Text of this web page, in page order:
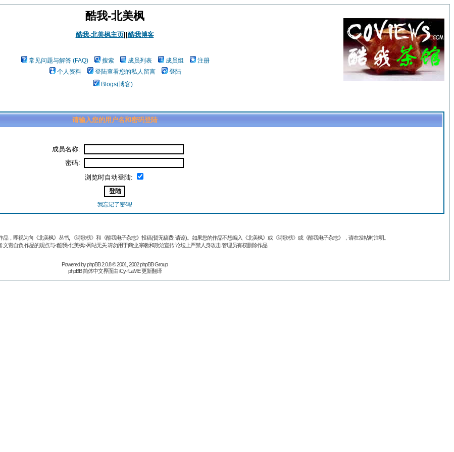
酷我-北美枫
酷我-北美枫主页|| 酷我博客
常见问题与解答 (FAQ) 搜索 成员列表 成员组
注册
个人资料
登陆查看您的私人留言
登陆
Blogs(博客)
请输入您的用户名和密码登陆
成员名称:
密码:
浏览时自动登陆:
我忘记了密码!
，即视为向《北美枫》丛书, 《诗歌榜》和《酷我电子杂志》投稿(暂无稿费, 请谅)。如果您的作品不想编入《北美枫》或《诗歌榜》或《酷我电子杂志》，请在发帖时注明。
文责自负.作品的观点与<酷我-北美枫>网站无关.请勿用于商业,宗教和政治宣传.论坛上严禁人身攻击.管理员有权删除作品.
Powered byphpBB2.0.8 © 2001, 2002 phpBB Group
phpBB 简体中文界面由 iCy-fLaME 更新翻译